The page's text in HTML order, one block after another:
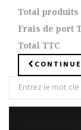
Total produits
Frais de port
Total TTC